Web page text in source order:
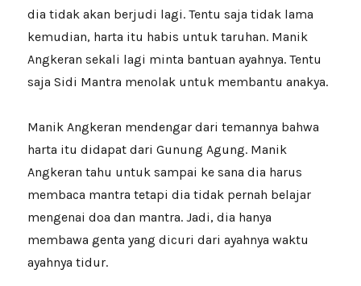
dia tidak akan berjudi lagi. Tentu saja tidak lama
kemudian, harta itu habis untuk taruhan. Manik
Angkeran sekali lagi minta bantuan ayahnya. Tentu
saja Sidi Mantra menolak untuk membantu anakya.
Manik Angkeran mendengar dari temannya bahwa
harta itu didapat dari Gunung Agung. Manik
Angkeran tahu untuk sampai ke sana dia harus
membaca mantra tetapi dia tidak pernah belajar
mengenai doa dan mantra. Jadi, dia hanya
membawa genta yang dicuri dari ayahnya waktu
ayahnya tidur.